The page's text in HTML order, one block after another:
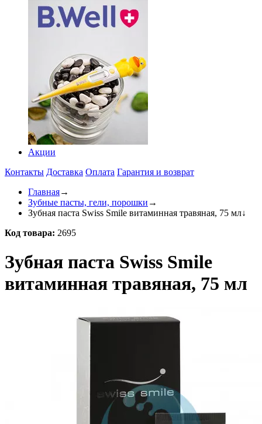
Акции
Контакты Доставка Оплата Гарантия и возврат
Главная→
Зубные пасты, гели, порошки →
Зубная паста Swiss Smile витаминная травяная, 75 мл↓
Код товара: 2695
Зубная паста Swiss Smile
витаминная травяная, 75 мл